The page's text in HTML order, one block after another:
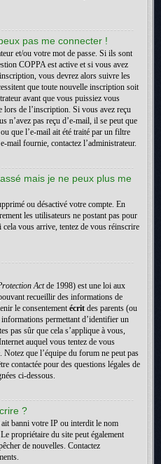
pas me connecter !
et/ou votre mot de passe. Si ils sont
COPPA est active et si vous avez
vous devrez alors suivre les
que toute nouvelle inscription soit
avant que vous puissiez vous
lors de l’inscription. Si vous avez reçu
n’avez pas reçu d’e-mail, il se peut que
que l’e-mail ait été traité par un filtre
mail fournie, contactez l’administrateur.
mais je ne peux plus me
ou désactivé votre compte. En
les utilisateurs ne postant pas pour
vous arrive, tentez de vous réinscrire
Actde 1998) est une loi aux
recueillir des informations de
le consentementécrit des parents (ou
permettant d’identifier un
pas sûr que cela s’applique à vous,
auquel vous tentez de vous
Notez que l’équipe du forum ne peut pas
contactée pour des questions légales de
ci-dessous.
?
banni votre IP ou interdit le nom
propriétaire du site peut également
de nouvelles. Contactez